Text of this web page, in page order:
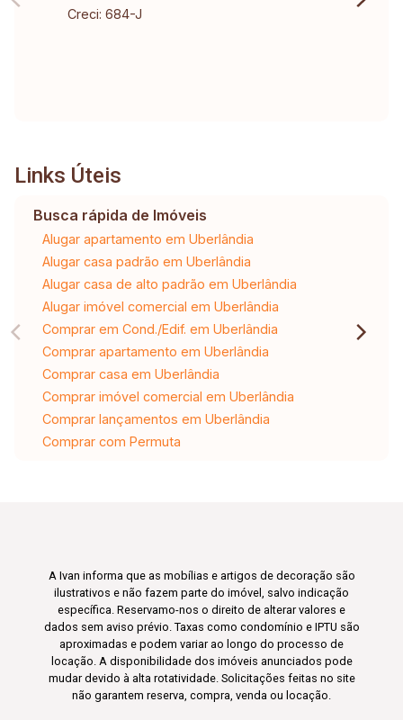
Creci: 684-J
Links Úteis
Busca rápida de Imóveis
Alugar apartamento em Uberlândia
Alugar casa padrão em Uberlândia
Alugar casa de alto padrão em Uberlândia
Alugar imóvel comercial em Uberlândia
Comprar em Cond./Edif. em Uberlândia
Comprar apartamento em Uberlândia
Comprar casa em Uberlândia
Comprar imóvel comercial em Uberlândia
Comprar lançamentos em Uberlândia
Comprar com Permuta
A Ivan informa que as mobílias e artigos de decoração são
ilustrativos e não fazem parte do imóvel, salvo indicação
específica. Reservamo-nos o direito de alterar valores e
dados sem aviso prévio. Taxas como condomínio e IPTU são
aproximadas e podem variar ao longo do processo de
locação. A disponibilidade dos imóveis anunciados pode
mudar devido à alta rotatividade. Solicitações feitas no site
não garantem reserva, compra, venda ou locação.